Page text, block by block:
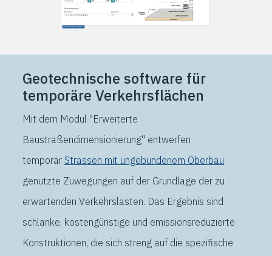
Geotechnische software für
temporäre Verkehrsflächen
Mit dem Modul "Erweiterte
Baustraßendimensionierung" entwerfen
temporär Strassen mit ungebundenem Oberbau
genutzte Zuwegungen auf der Grundlage der zu
erwartenden Verkehrslasten. Das Ergebnis sind
schlanke, kostengünstige und emissionsreduzierte
Konstruktionen, die sich streng auf die spezifische